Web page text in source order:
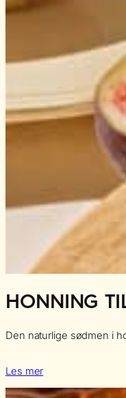
HONNING
Den naturlige sødmen i
Les mer